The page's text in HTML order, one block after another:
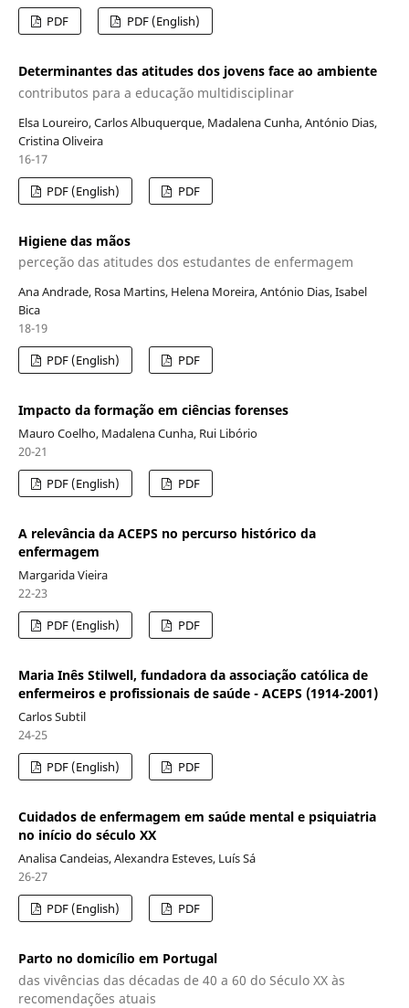
PDF
PDF (English)
Determinantes das atitudes dos jovens face ao ambiente
contributos para a educação multidisciplinar
Elsa Loureiro, Carlos Albuquerque, Madalena Cunha, António Dias,
Cristina Oliveira
16-17
PDF (English)
PDF
Higiene das mãos
perceção das atitudes dos estudantes de enfermagem
Ana Andrade, Rosa Martins, Helena Moreira, António Dias, Isabel
Bica
18-19
PDF (English)
PDF
Impacto da formação em ciências forenses
Mauro Coelho, Madalena Cunha, Rui Libório
20-21
PDF (English)
PDF
A relevância da ACEPS no percurso histórico da
enfermagem
Margarida Vieira
22-23
PDF (English)
PDF
Maria Inês Stilwell, fundadora da associação católica de
enfermeiros e profissionais de saúde - ACEPS (1914-2001)
Carlos Subtil
24-25
PDF (English)
PDF
Cuidados de enfermagem em saúde mental e psiquiatria
no início do século XX
Analisa Candeias, Alexandra Esteves, Luís Sá
26-27
PDF (English)
PDF
Parto no domicílio em Portugal
das vivências das décadas de 40 a 60 do Século XX às
recomendações atuais